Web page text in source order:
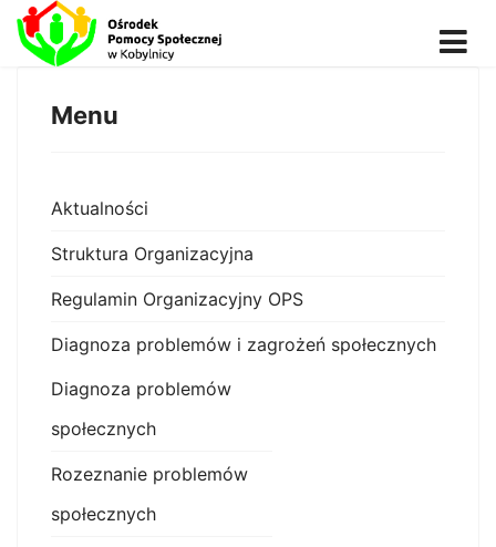
Menu
Aktualności
Struktura Organizacyjna
Regulamin Organizacyjny OPS
Diagnoza problemów i zagrożeń społecznych
Diagnoza problemów
społecznych
Rozeznanie problemów
społecznych